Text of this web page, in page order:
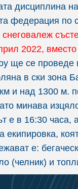
дисциплина на
федерация по
2022,
ще се проведе
в ски зона
и над 1300 м.
минава
е в 16:30 часа,
екипировка,
е:
(челник) и